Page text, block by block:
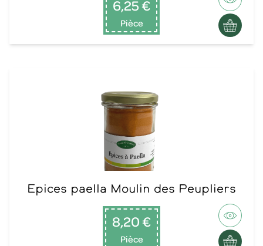
6,25 €
Pièce
Epices paella Moulin des Peupliers
8,20 €
Pièce